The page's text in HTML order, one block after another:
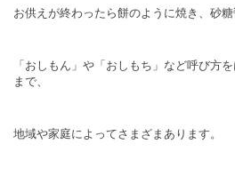
お供えが終わったら餅のように焼き、砂
「おしもん」や「おしもち」など呼び方
まで、
地域や家庭によってさまざまあります。